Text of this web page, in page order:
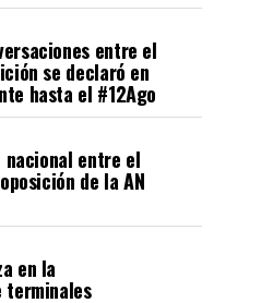
entre el
se declaró en
hasta el #12Ago
entre el
de la AN
en la
terminales